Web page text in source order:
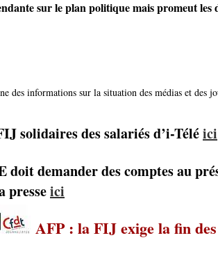
sur le plan politique mais promeut les
des informations sur la situation des médias et des
solidaires des salariés d’i-Téléici
doit demander des comptes au
presseici
AFP : la FIJ exige la fin